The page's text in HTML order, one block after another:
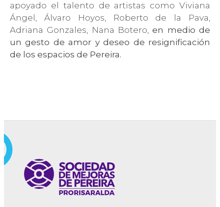
apoyado el talento de artistas como Viviana
Ángel, Álvaro Hoyos, Roberto de la Pava,
Adriana Gonzales, Nana Botero,en medio de
un gesto de amor y deseo de resignificación
de los espacios de Pereira.